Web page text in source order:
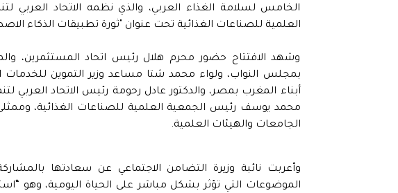
الخامس لسلامة الغذاء العربي، والذي نظمه الاتحاد العربي
العلمية للصناعات الغذائية تحت عنوان "ثورة تطبيقات الذكاء
وشهد الافتتاح حضور محرم هلال رئيس اتحاد المستثمرين،
بمجلس النواب، ولواء محمد شتا مساعد وزير التموين
أبناء المغرب بمصر، والدكتور عادل رحومة رئيس الاتحاد العربي
محمد يوسف رئيس الجمعية العلمية للصناعات الغذائية،
الجامعات والهيئات العلمية.
وأعربت نائبة وزيرة التضامن الاجتماعي عن سعادتها
الموضوعات التي تؤثر بشكل مباشر على الحياة اليومية، وهو